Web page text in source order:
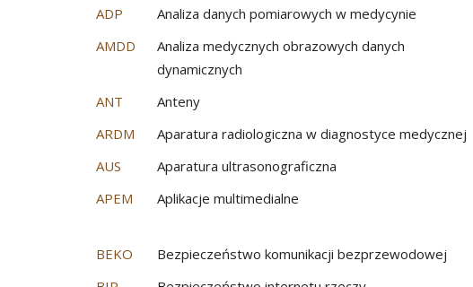
ADP
Analiza danych pomiarowych w medycynie
AMDD
Analiza medycznych obrazowych danych
dynamicznych
ANT Anteny
ARDM
Aparatura radiologiczna w diagnostyce medycznej
AUS
Aparatura ultrasonograficzna
APEM
Aplikacje multimedialne
BEKO Bezpieczeństwo komunikacji bezprzewodowej